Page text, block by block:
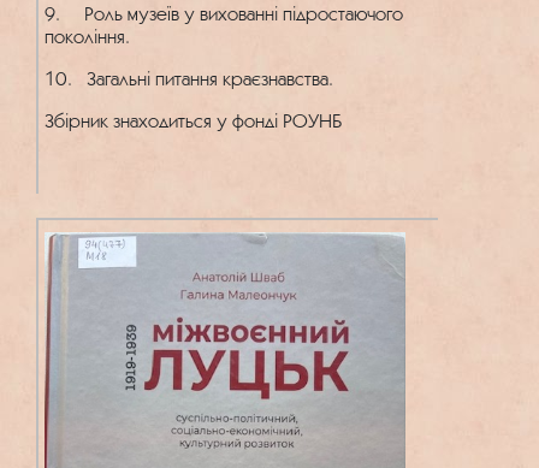
9. Роль музеїв у вихованні підростаючого
покоління.
10. Загальні питання краєзнавства.
Збірник знаходиться у фонді РОУНБ